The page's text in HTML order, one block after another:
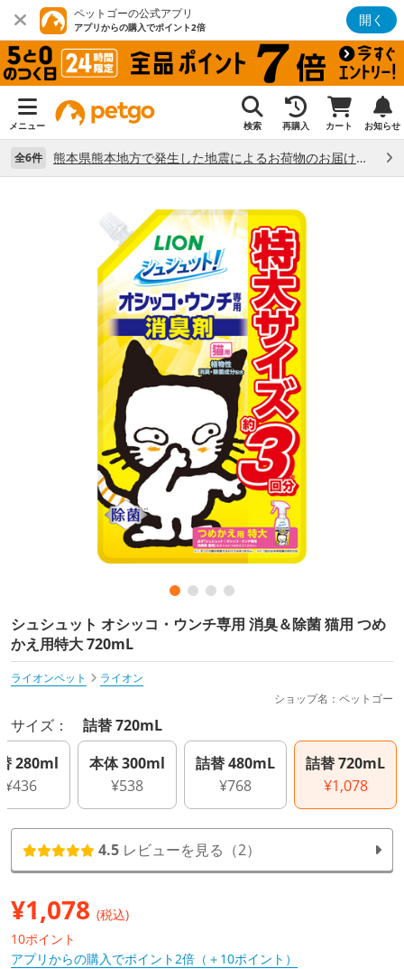
ペットゴーの公式アプリ
アプリからの購入でポイント2倍 開く
メニュー 検索 再購入 カート お知らせ
全6件 熊本県熊本地方で発生した地震によるお荷物のお届け状況について （7/28）
シュシュット オシッコ・ウンチ専用 消臭＆除菌 猫用 つめ
かえ用特大 720mL
ライオンペット
ライオン
ショップ名：ペットゴー
サイズ： 詰替 720mL
280ml
¥436
本体 300ml
¥538
詰替 480mL
¥768
詰替 720mL
¥1,078
4.5 レビューを見る（2）
¥1,078 (税込)
10ポイント
アプリからの購入でポイント2倍（＋10ポイント）